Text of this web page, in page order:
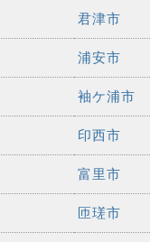
君津市
浦安市
袖ケ浦市
印西市
富里市
匝瑳市